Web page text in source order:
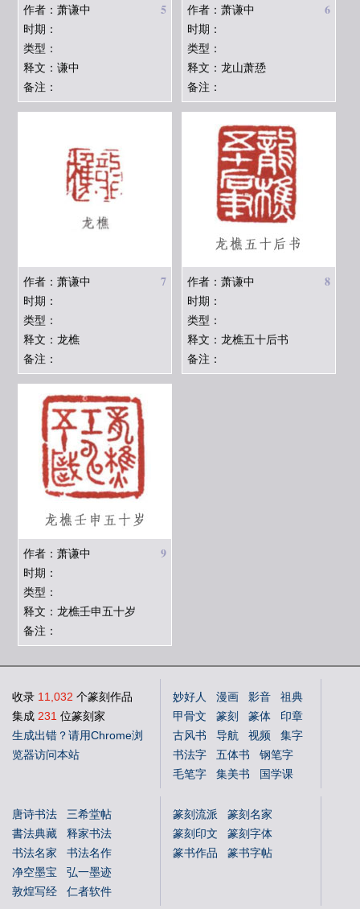
5
作者：萧谦中
时期：
类型：
释文：谦中
备注：
6
作者：萧谦中
时期：
类型：
释文：龙山萧愻
备注：
7
作者：萧谦中
时期：
类型：
释文：龙樵
备注：
8
作者：萧谦中
时期：
类型：
释文：龙樵五十后书
备注：
9
作者：萧谦中
时期：
类型：
释文：龙樵壬申五十岁
备注：
收录 11,032 个篆刻作品
集成 231 位篆刻家
生成出错？请用Chrome浏
览器访问本站
妙好人 漫画 影音
祖典
甲骨文
篆刻 篆体
印章
古风书
导航 视频
集字
书法字
五体书
钢笔字
毛笔字
集美书
国学课
唐诗书法
三希堂帖
書法典藏
释家书法
书法名家
书法名作
净空墨宝
弘一墨迹
敦煌写经
仁者软件
篆刻流派
篆刻名家
篆刻印文
篆刻字体
篆书作品
篆书字帖